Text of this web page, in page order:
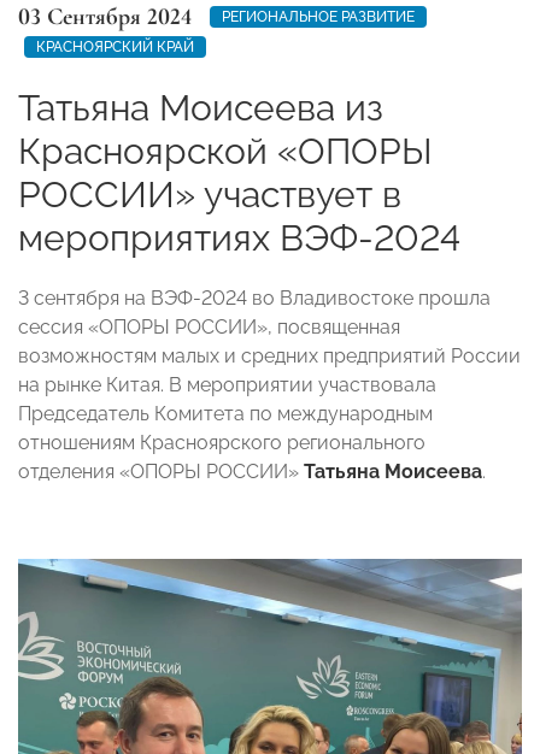
03 Сентября 2024
РЕГИОНАЛЬНОЕ РАЗВИТИЕ
КРАСНОЯРСКИЙ КРАЙ
Татьяна Моисеева из
Красноярской «ОПОРЫ
РОССИИ» участвует в
мероприятиях ВЭФ-2024
3 сентября на ВЭФ-2024 во Владивостоке прошла
сессия «ОПОРЫ РОССИИ», посвященная
возможностям малых и средних предприятий России
на рынке Китая. В мероприятии участвовала
Председатель Комитета по международным
отношениям Красноярского регионального
отделения «ОПОРЫ РОССИИ» Татьяна Моисеева.